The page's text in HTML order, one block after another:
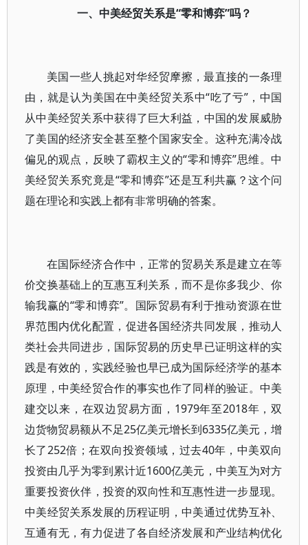
一、中美经贸关系是“零和博弈”吗？
美国一些人挑起对华经贸摩擦，最直接的一条理
由，就是认为美国在中美经贸关系中“吃了亏”，中国
从中美经贸关系中获得了巨大利益，中国的发展威胁
了美国的经济安全甚至整个国家安全。这种充满冷战
偏见的观点，反映了霸权主义的“零和博弈”思维。中
美经贸关系究竟是“零和博弈”还是互利共赢？这个问
题在理论和实践上都有非常明确的答案。
在国际经济合作中，正常的贸易关系是建立在等
价交换基础上的互惠互利关系，而不是你多我少、你
输我赢的“零和博弈”。国际贸易有利于推动资源在世
界范围内优化配置，促进各国经济共同发展，推动人
类社会共同进步，国际贸易的历史早已证明这样的实
践是有效的，实践经验也早已成为国际经济学的基本
原理，中美经贸合作的事实也作了同样的验证。中美
建交以来，在双边贸易方面，1979年至2018年，双
边货物贸易额从不足25亿美元增长到6335亿美元，增
长了252倍；在双向投资领域，过去40年，中美双向
投资由几乎为零到累计近1600亿美元，中美互为对方
重要投资伙伴，投资的双向性和互惠性进一步显现。
中美经贸关系发展的历程证明，中美通过优势互补、
互通有无，有力促进了各自经济发展和产业结构优化